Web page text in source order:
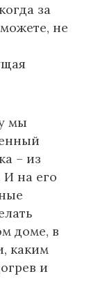
за
не
мы
– из
И на его
доме, в
каким
и